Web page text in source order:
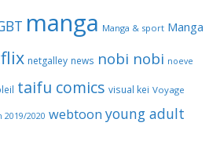
manga Manga & sport Manga
netgalley news nobi nobi noeve
taifu comics visual kei Voyage
2019/2020 webtoon young adult